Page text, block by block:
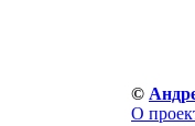
©
О